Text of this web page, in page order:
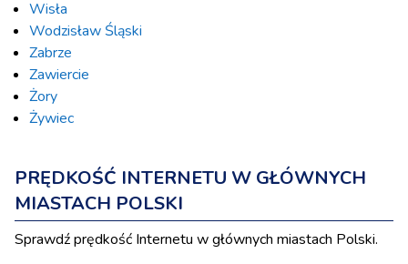
Wisła
Wodzisław Śląski
Zabrze
Zawiercie
Żory
Żywiec
PRĘDKOŚĆ INTERNETU W GŁÓWNYCH
MIASTACH POLSKI
Sprawdź prędkość Internetu w głównych miastach Polski.